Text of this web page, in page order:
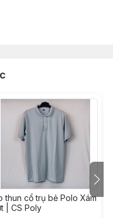
thun cổ trụ bẻ Polo Xám
| CS Poly